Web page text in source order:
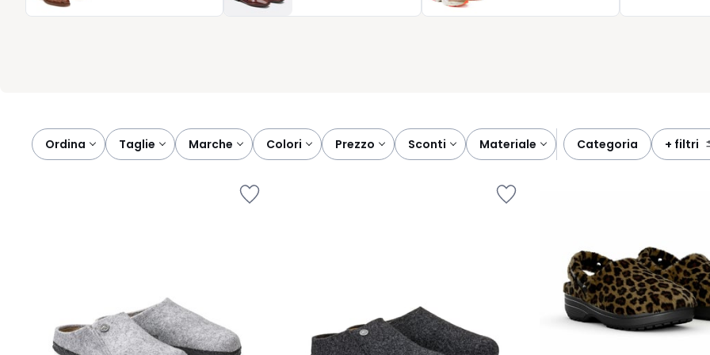
In inverno, regalati ogni giorno un piccolo piacere. Perché il vero benessere, spesso, comincia proprio da ciò che indossi nei tuoi
Ordina
taglie marche colori prezzo sconti materiale categoria + filtri